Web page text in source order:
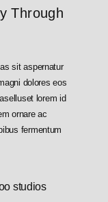
Through
sit aspernatur
dolores eos
lorem id
ornare ac
fermentum
studios